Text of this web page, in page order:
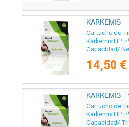
KARKEMIS -
Cartucho de
Karkemis HP
Capacidad/
14,50 €
KARKEMIS -
Cartucho de
Karkemis HP
Capacidad/